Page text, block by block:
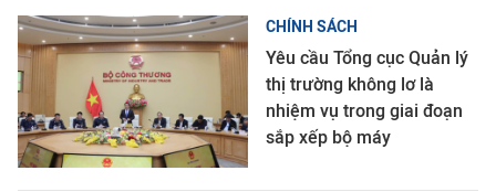
CHÍNH SÁCH
Yêu cầu Tổng cục Quản lý
thị trường không lơ là
nhiệm vụ trong giai đoạn
sắp xếp bộ máy